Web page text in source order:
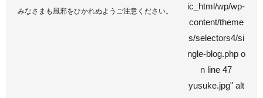
みなさまも風邪をひかれぬようご注意ください。
ic_html/wp/wp-
content/theme
s/selectors4/si
ngle-blog.php o
n line 47
yusuke.jpg" alt